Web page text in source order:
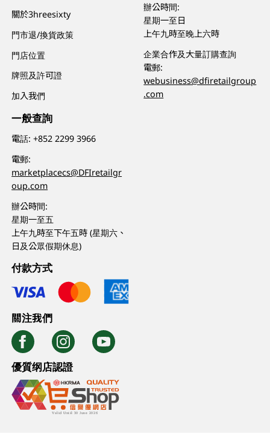
關於3hreesixty
門市退/換貨政策
門店位置
牌照及許可證
加入我們
一般查詢
電話:+852 2299 3966
電郵:
marketplacecs@DFIretailgr
oup.com
辦公時間:
星期一至五
上午九時至下午五時 (星期六、
日及公眾假期休息)
辦公時間:
星期一至日
上午九時至晚上六時
企業合作及大量訂購查詢
電郵:
webusiness@dfiretailgroup
.com
付款方式
關注我們
優質纲店認證